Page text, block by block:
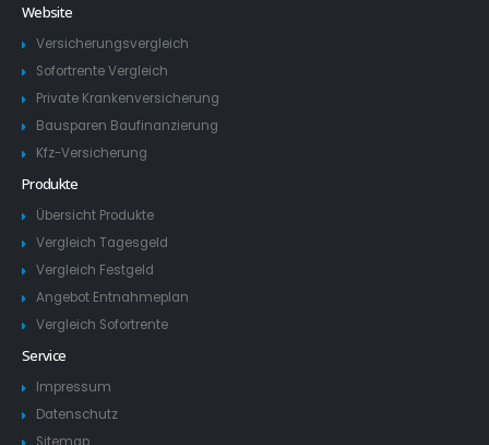
Website
Versicherungsvergleich
Sofortrente Vergleich
Private Krankenversicherung
Bausparen Baufinanzierung
Kfz-Versicherung
Produkte
Übersicht Produkte
Vergleich Tagesgeld
Vergleich Festgeld
Angebot Entnahmeplan
Vergleich Sofortrente
Service
Impressum
Datenschutz
Sitemap